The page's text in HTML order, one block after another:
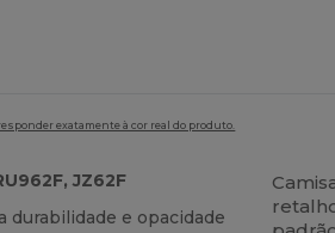
exatamente à cor real do produto.
JZ62F
durabilidade e opacidade